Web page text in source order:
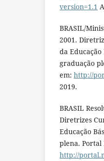
version=1.1
BRASIL/
2001.
da
graduação
em: http://
2019.
BRASIL
Diretrizes
Educação
plena. Portal
http://